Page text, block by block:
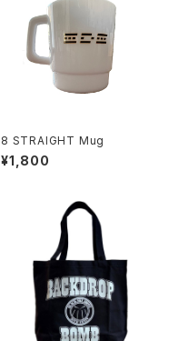
8 STRAIGHT Mug
¥1,800